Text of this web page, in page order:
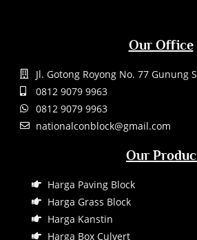
Our Office
Jl. Gotong Royong No. 77 Gunung
0812 9079 9963
0812 9079 9963
nationalconblock@gmail.com
Our
Harga Paving Block
Harga Grass Block
Harga Kanstin
Harga Box Culvert